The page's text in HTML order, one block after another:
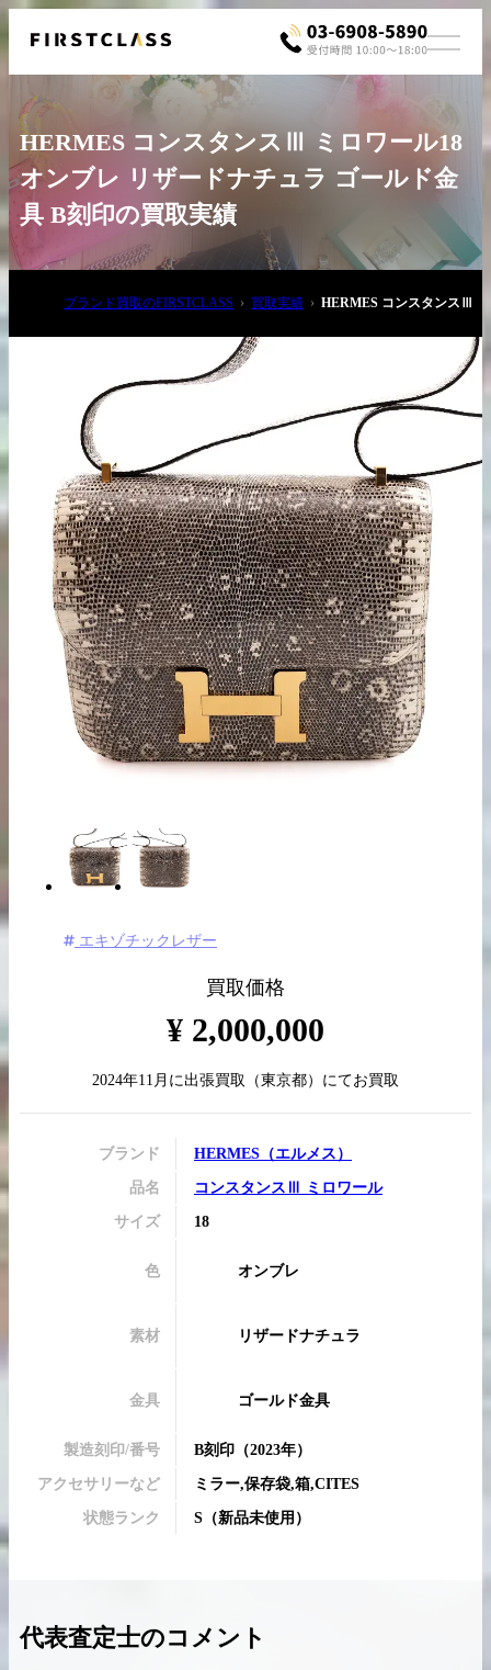
03-6908-5890
出張買取の
お申込み
宅配買取の
お申込み
LINE査定
買取実績はこちらから
希少なリザード素材のバーキンの買取価格や
HERMES コンスタンスⅢ ミロワール18
オンブレ リザードナチュラ ゴールド金
具 B刻印の買取実績
ブランド買取のFIRSTCLASS 買取実績 HERMES コンスタンスⅢ ミ
エキゾチックレザー
買取価格
¥ 2,000,000
2024年11月 に出張買取 （東京都）にてお買取
ブランド HERMES （エルメス ）
品名 コンスタンスⅢ ミロワール
サイズ 18
色 オンブレ
素材 リザードナチュラ
金具 ゴールド金具
製造刻印/番号 B刻印 （2023年）
アクセサリーなど ミラー,保存袋,箱,CITES
状態ランク S （新品未使用 ）
代表査定士のコメント